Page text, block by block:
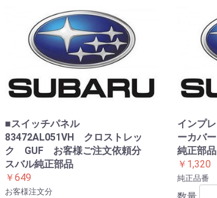
■スイッチパネル
83472AL051VH クロストレッ
ク GUF お客様ご注文依頼分
スバル純正部品
￥649
お客様注文分
インプ
ーカバ
純正部品
￥1,320
純正品番